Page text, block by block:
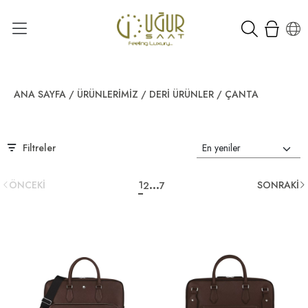
ANA SAYFA / ÜRÜNLERIMIZ / DERI ÜRÜNLER / ÇANTA
Filtreler
ÖNCEKİ 12...7 SONRAKİ